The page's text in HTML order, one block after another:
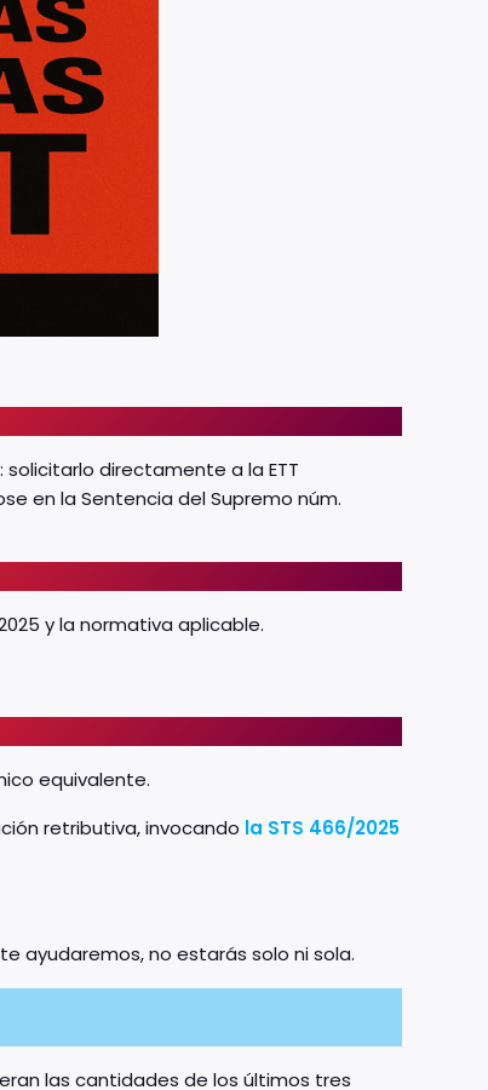
directamente a la ETT
en la Sentencia del Supremo núm.
y la normativa aplicable.
equivalente.
retributiva, invocando la STS 466/2025
ayudaremos, no estarás solo ni sola.
las cantidades de los últimos tres